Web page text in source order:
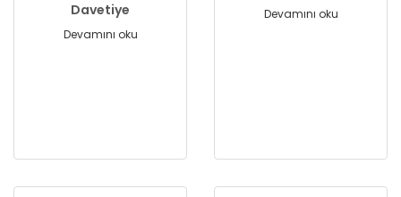
Davetiye
Devamını oku
Devamını oku